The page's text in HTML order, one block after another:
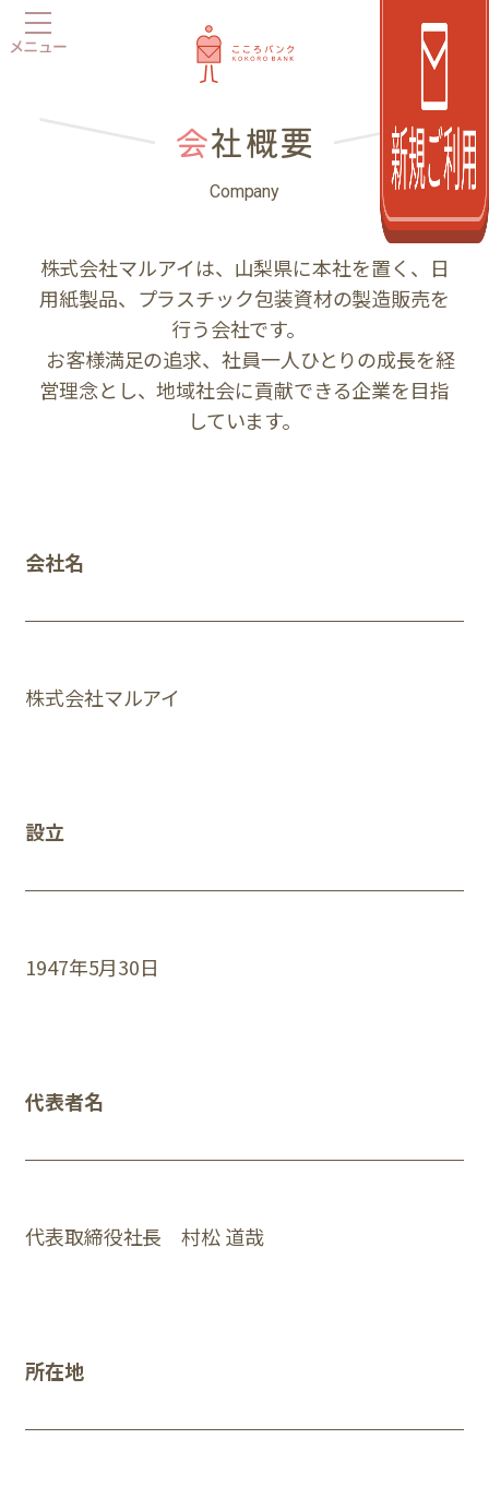
会社概要
Company
株式会社マルアイは、山梨県に本社を置く、日
用紙製品、プラスチック包装資材の製造販売を
行う会社です。
お客様満足の追求、社員一人ひとりの成長を経
営理念とし、地域社会に貢献できる企業を目指
しています。
会社名
株式会社マルアイ
設立
1947年5月30日
代表者名
代表取締役社長 村松 道哉
所在地